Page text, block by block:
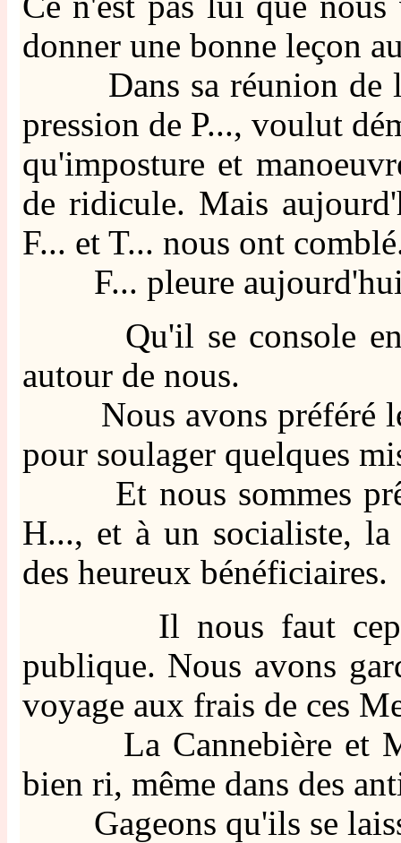
donner une bonne leçon
Dans sa réunion de la
pression de P..., voulut
qu'imposture et
de ridicule. Mais
F... et T... nous ont
F... pleure aujourd'hui
Qu'il se console en
autour de nous.
Nous avons préféré le
pour soulager quelques
Et nous sommes
H..., et à un socialiste, la
des heureux bénéficiaires.
Il nous faut
publique. Nous avons
voyage aux frais de ces
La Cannebière et
bien ri, même dans des
Gageons qu'ils se